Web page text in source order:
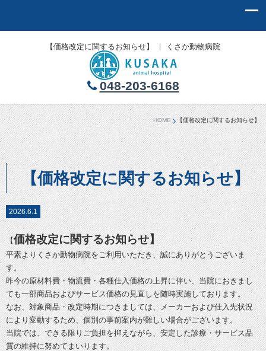
【価格改定に関するお知らせ】 ｜ くさか動物病院
048-203-6168
HOME 【価格改定に関するお知らせ】
【価格改定に関するお知らせ】
2026.6.1
【価格改定に関するお知らせ】
平素よりくさか動物病院をご利用いただき、誠にありがとうございま
す。
昨今の原材料費・物流費・各種仕入価格の上昇に伴い、当院におきまし
ても一部商品およびサービス価格の見直しを随時実施しております。
なお、対象商品・改定時期につきましては、メーカーおよび仕入先状況
により変動するため、個別の事前案内が難しい場合がございます。
当院では、できる限りご負担を抑えながら、安定した診療・サービス品
質の維持に努めてまいります。